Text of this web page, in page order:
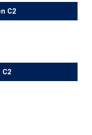
C2